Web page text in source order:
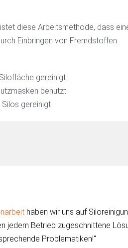
diese Arbeitsmethode, dass
Einbringen von Fremdstoffen
gereinigt
benutzt
Silos gereinigt
haben wir uns auf
jedem Betrieb zugeschnittene
Problematiken!“​